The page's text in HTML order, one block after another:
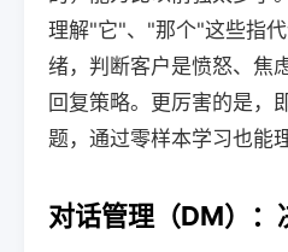
理解"它"、"那个"这些指
绪，判断客户是愤怒、焦
回复策略。更厉害的是，
题，通过零样本学习也能
对话管理（DM）：